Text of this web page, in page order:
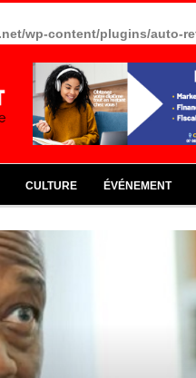
wp-content/plugins/auto-
CULTURE ÉVÉNEMENT